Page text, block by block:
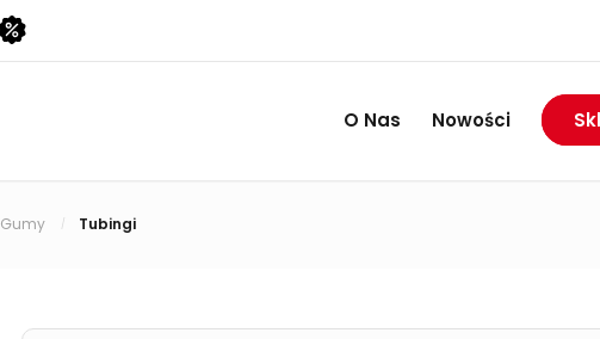
O Nas Nowości
Gumy / Tubingi